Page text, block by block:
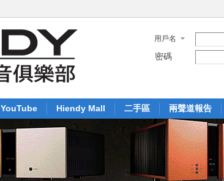
用戶名
密碼
YouTube Hiendy Mall 二手區 兩聲道報告